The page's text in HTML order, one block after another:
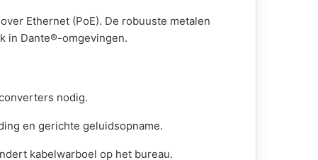
Ethernet (PoE). De robuuste metalen
in Dante®-omgevingen.
nodig.
en gerichte geluidsopname.
kabelwarboel op het bureau.